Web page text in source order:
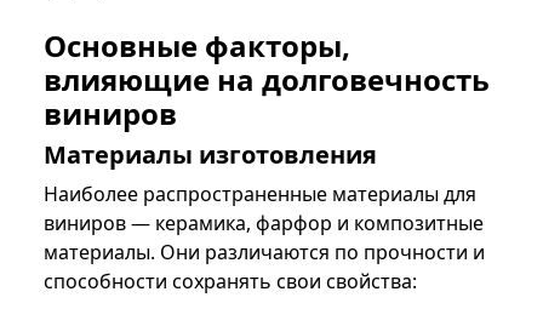
Основные факторы,
влияющие на долговечность
виниров
Материалы изготовления
Наиболее распространенные материалы для
виниров — керамика, фарфор и композитные
материалы. Они различаются по прочности и
способности сохранять свои свойства: